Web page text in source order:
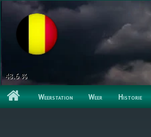
48.6 %
Weerstation Weer Historie